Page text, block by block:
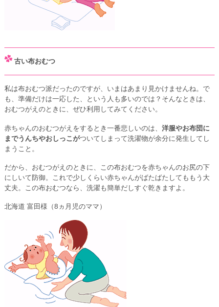
古い布おむつ
私は布おむつ派だったのですが、いまはあまり見かけませんね。で
も、準備だけは一応した、という人も多いのでは？そんなときは、
おむつがえのときに、ぜひ利用してみてください。
赤ちゃんのおむつがえをするとき一番悲しいのは、 洋服やお布団に
までうんちやおしっこがついてしまって洗濯物が余分に発生してし
まうこと。
だから、おむつがえのときに、この布おむつを赤ちゃんのお尻の下
にしいて防御。これで少しくらい赤ちゃんがばたばたしてももう大
丈夫。この布おむつなら、洗濯も簡単だしすぐ乾きますよ。
北海道 富田様（8ヵ月児のママ）